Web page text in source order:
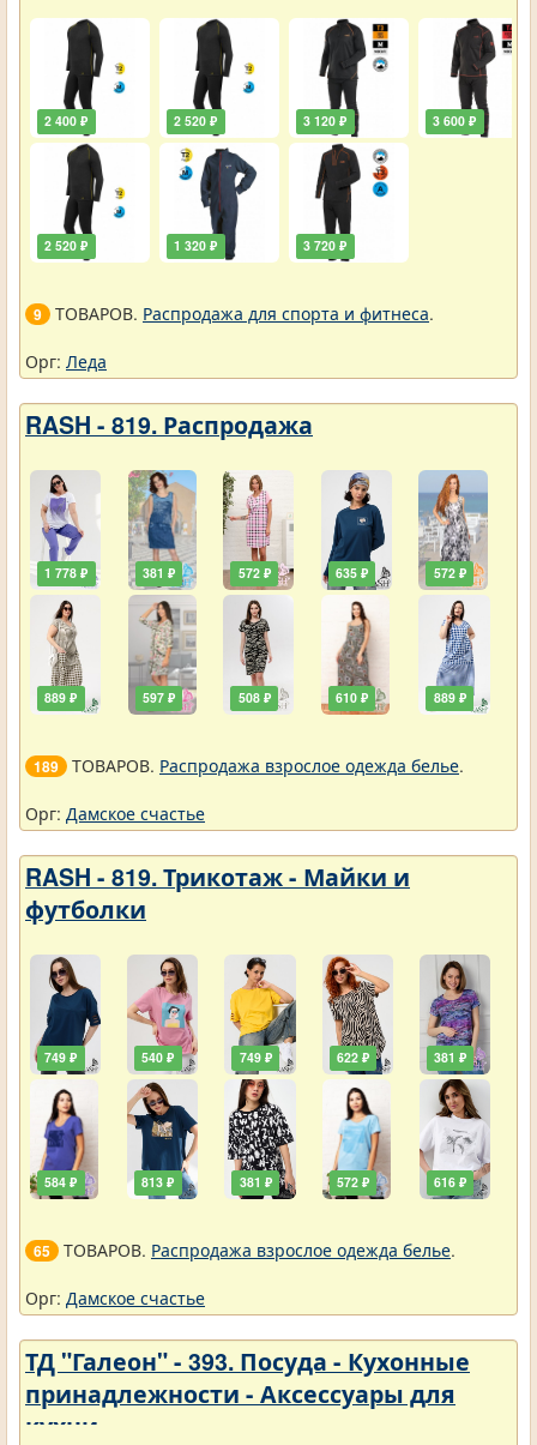
2 400 ₽
2 520 ₽
2 520 ₽
1 320 ₽
3 120 ₽
3 720 ₽
3 600 ₽
9 ТОВАРОВ. Распродажа для спорта и фитнеса.
Орг: Леда
RASH - 819. Распродажа
1 778 ₽
889 ₽
381 ₽
597 ₽
572 ₽
508 ₽
635 ₽
610 ₽
572 ₽
889 ₽
189 ТОВАРОВ. Распродажа взрослое одежда белье.
Орг: Дамское счастье
RASH - 819. Трикотаж - Майки и
футболки
749 ₽
584 ₽
540 ₽
813 ₽
749 ₽
381 ₽
622 ₽
572 ₽
381 ₽
616 ₽
65 ТОВАРОВ. Распродажа взрослое одежда белье.
Орг: Дамское счастье
ТД "Галеон" - 393. Посуда - Кухонные
принадлежности - Аксессуары для
кухни